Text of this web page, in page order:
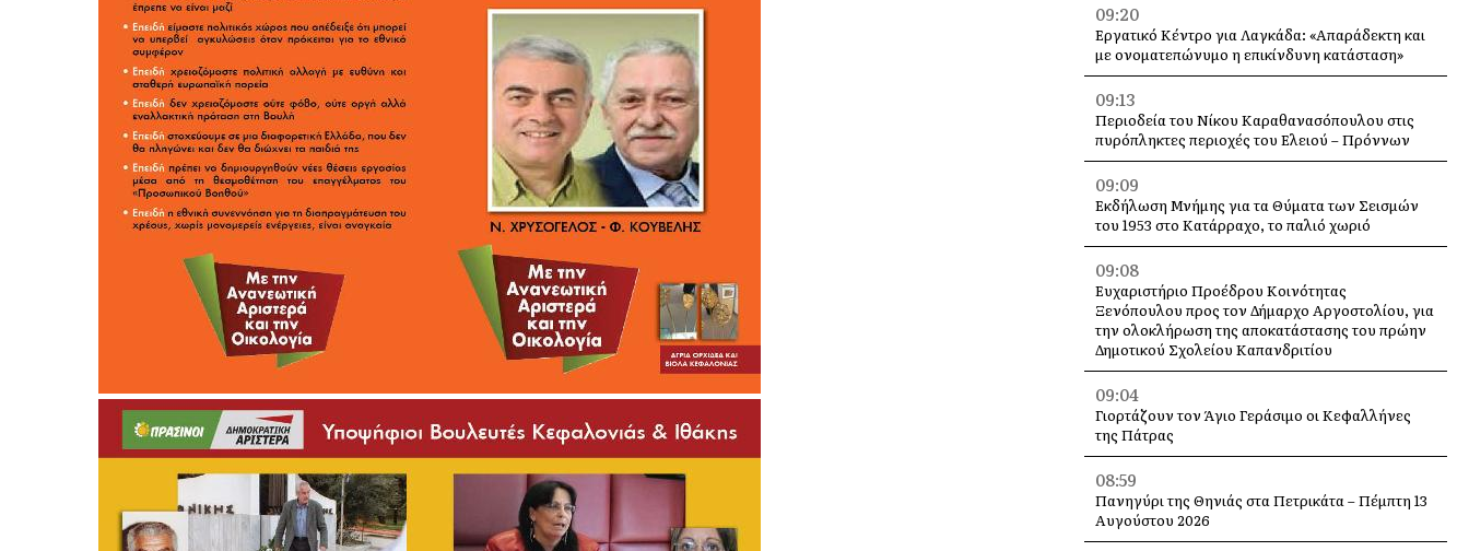
09:20
Εργατικό Κέντρο για Λαγκάδα: «Απαράδεκτη και
με ονοματεπώνυμο η επικίνδυνη κατάσταση»
09:13
Περιοδεία του Νίκου Καραθανασόπουλου στις
πυρόπληκτες περιοχές του Ελειού – Πρόννων
09:09
Εκδήλωση Μνήμης για τα Θύματα των Σεισμών
του 1953 στο Κατάρραχο, το παλιό χωριό
09:08
Ευχαριστήριο Προέδρου Κοινότητας
Ξενόπουλου προς τον Δήμαρχο Αργοστολίου, για
την ολοκλήρωση της αποκατάστασης του πρώην
Δημοτικού Σχολείου Καπανδριτίου
09:04
Γιορτάζουν τον Άγιο Γεράσιμο οι Κεφαλλήνες
της Πάτρας
08:59
Πανηγύρι της Θηνιάς στα Πετρικάτα – Πέμπτη 13
Αυγούστου 2026